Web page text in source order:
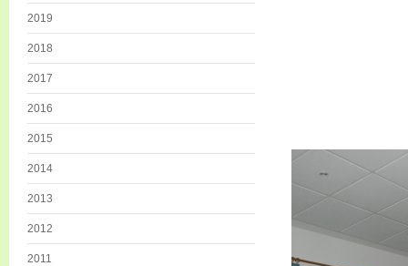
2019
2018
2017
2016
2015
2014
2013
2012
2011